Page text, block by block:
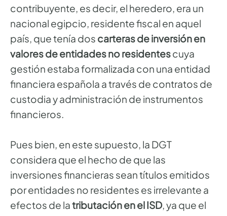
contribuyente, es decir, el heredero, era un
nacional egipcio, residente fiscal en aquel
país, que tenía dos carteras de inversión en
valores de entidades no residentescuya
gestión estaba formalizada con una entidad
financiera española a través de contratos de
custodia y administración de instrumentos
financieros.
Pues bien, en este supuesto, la DGT
considera que el hecho de que las
inversiones financieras sean títulos emitidos
por entidades no residentes es irrelevante a
efectos de latributación en el ISD, ya que el